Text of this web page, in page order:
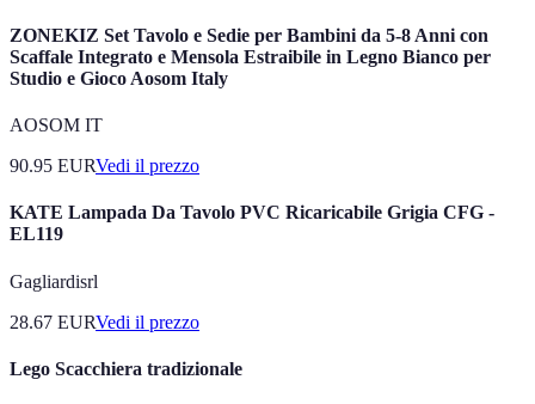
ZONEKIZ Set Tavolo e Sedie per Bambini da 5-8 Anni con
Scaffale Integrato e Mensola Estraibile in Legno Bianco per
Studio e Gioco Aosom Italy
AOSOM IT
90.95 EURVedi il prezzo
KATE Lampada Da Tavolo PVC Ricaricabile Grigia CFG -
EL119
Gagliardisrl
28.67 EURVedi il prezzo
Lego Scacchiera tradizionale